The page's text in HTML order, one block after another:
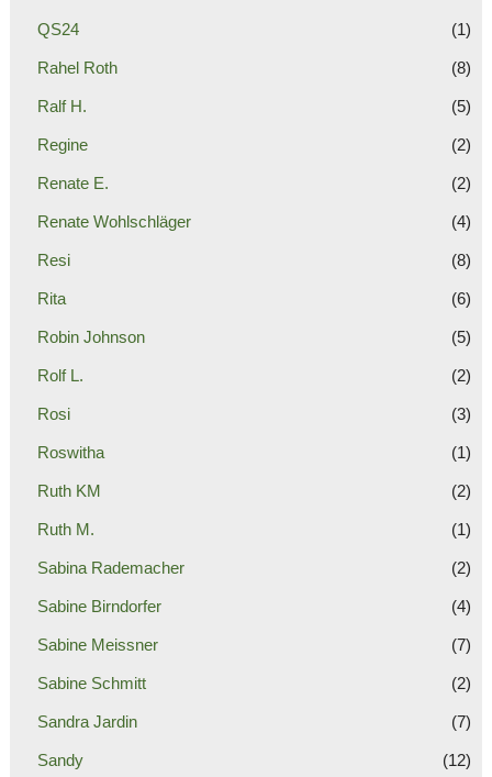
QS24 (1)
Rahel Roth (8)
Ralf H. (5)
Regine (2)
Renate E. (2)
Renate Wohlschläger (4)
Resi (8)
Rita (6)
Robin Johnson (5)
Rolf L. (2)
Rosi (3)
Roswitha (1)
Ruth KM (2)
Ruth M. (1)
Sabina Rademacher (2)
Sabine Birndorfer (4)
Sabine Meissner (7)
Sabine Schmitt (2)
Sandra Jardin (7)
Sandy (12)